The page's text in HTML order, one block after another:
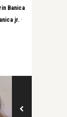
Banica
jr. ·